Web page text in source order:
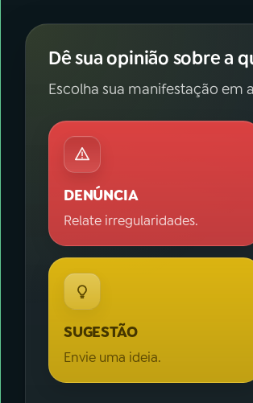
Dê sua opinião sobre a
Escolha sua manifestação em
DENÚNCIA
Relate irregularidades.
SUGESTÃO
Envie uma ideia.